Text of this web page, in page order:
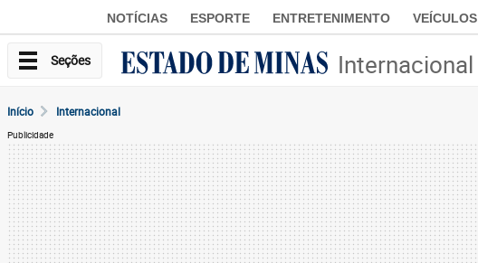
NOTÍCIAS ESPORTE ENTRETENIMENTO VEÍCULOS
Seções Internacional
Início Internacional
Publicidade